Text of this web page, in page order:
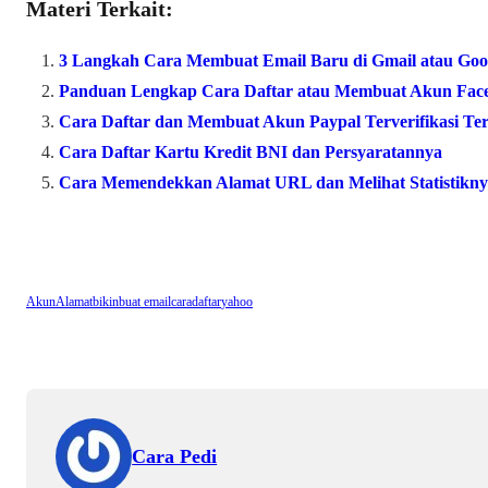
bo
ok
tte
r
ts
A
pp
Materi Terkait:
3 Langkah Cara Membuat Email Baru di Gmail atau
Panduan Lengkap Cara Daftar atau Membuat Akun
Cara Daftar dan Membuat Akun Paypal Terverifikasi
Cara Daftar Kartu Kredit BNI dan Persyaratannya
Cara Memendekkan Alamat URL dan Melihat
AkunAlamatbikinbuat emailcaradaftaryahoo
Cara Pedi